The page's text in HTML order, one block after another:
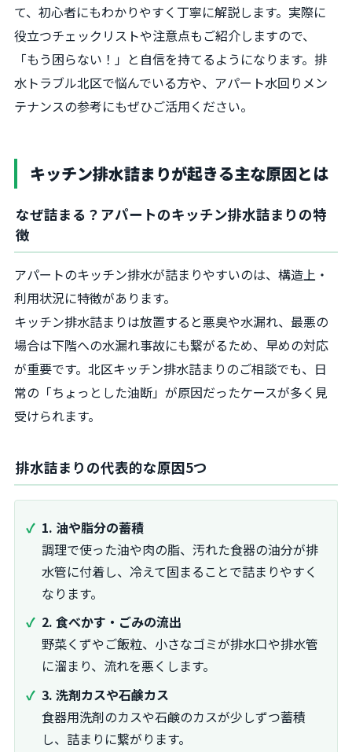
て、初心者にもわかりやすく丁寧に解説します。実際に
役立つチェックリストや注意点もご紹介しますので、
「もう困らない！」と自信を持てるようになります。排
水トラブル北区で悩んでいる方や、アパート水回りメン
テナンスの参考にもぜひご活用ください。
キッチン排水詰まりが起きる主な原因とは
なぜ詰まる？アパートのキッチン排水詰まりの特
徴
アパートのキッチン排水が詰まりやすいのは、構造上・
利用状況に特徴があります。
キッチン排水詰まりは放置すると悪臭や水漏れ、最悪の
場合は下階への水漏れ事故にも繋がるため、早めの対応
が重要です。北区キッチン排水詰まりのご相談でも、日
常の「ちょっとした油断」が原因だったケースが多く見
受けられます。
排水詰まりの代表的な原因5つ
1. 油や脂分の蓄積
調理で使った油や肉の脂、汚れた食器の油分が排
水管に付着し、冷えて固まることで詰まりやすく
なります。
2. 食べかす・ごみの流出
野菜くずやご飯粒、小さなゴミが排水口や排水管
に溜まり、流れを悪くします。
3. 洗剤カスや石鹸カス
食器用洗剤のカスや石鹸のカスが少しずつ蓄積
し、詰まりに繋がります。